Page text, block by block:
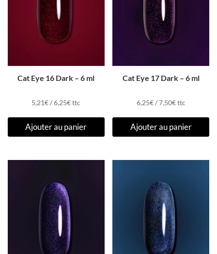
Cat Eye 16 Dark – 6 ml
5,21€/6,25€ttc
Ajouter au panier
Cat Eye 17 Dark – 6 ml
6,25€/7,50€ttc
Ajouter au panier